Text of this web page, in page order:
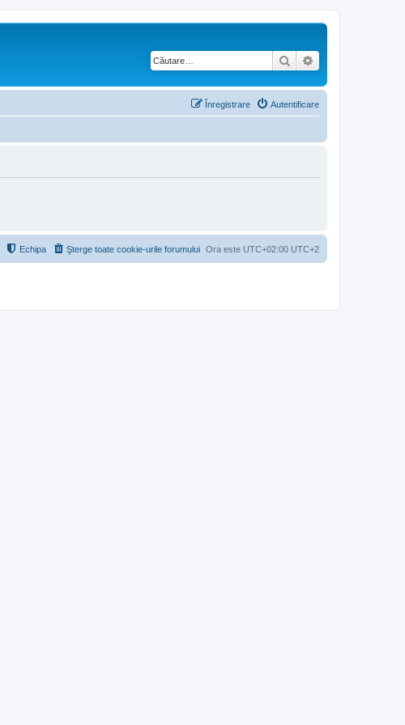
Căutare
Autentificare
Înregistrare
Ora este UTC+02:00 UTC+2
Şterge toate cookie-urile forumului
Echipa